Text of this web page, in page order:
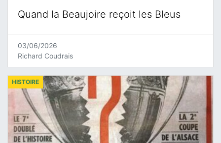
Quand la Beaujoire reçoit les Bleus
03/06/2026
Richard Coudrais
HISTOIRE